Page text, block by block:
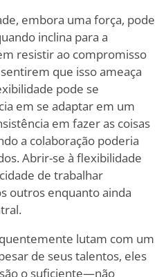
embora uma força, pode
inclina para a
resistir ao compromisso
que isso ameaça
pode se
em se adaptar em um
em fazer as coisas
a colaboração poderia
Abrir-se à flexibilidade
de trabalhar
outros enquanto ainda
lutam com um
de seus talentos, eles
o suficiente—não